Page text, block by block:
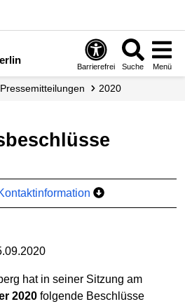
Barrierefrei Suche Menü
Presse­mitteilungen 2020
hat in seiner Sitzung am
2020 folgende Beschlüsse